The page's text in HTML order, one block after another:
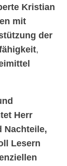
Kristian
mit
der
,
Herr
Nachteile,
Lesern